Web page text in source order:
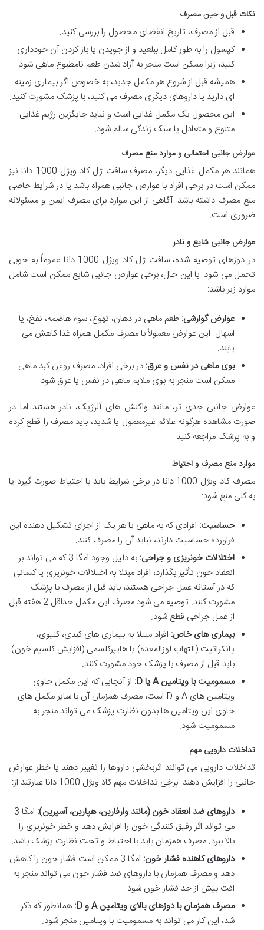
نکات قبل و حین مصرف
قبل از مصرف، تاریخ انقضای محصول را بررسی کنید.
کپسول را به طور کامل ببلعید و از جویدن یا باز کردن آن خودداری
کنید، زیرا ممکن است منجر به آزاد شدن طعم نامطبوع ماهی شود.
همیشه قبل از شروع هر مکمل جدید، به خصوص اگر بیماری زمینه
ای دارید یا داروهای دیگری مصرف می کنید، با پزشک مشورت کنید.
این محصول یک مکمل غذایی است و نباید جایگزین رژیم غذایی
متنوع و متعادل یا سبک زندگی سالم شود.
عوارض جانبی احتمالی و موارد منع مصرف
همانند هر مکمل غذایی دیگر، مصرف سافت ژل کاد ویژل 1000 دانا نیز
ممکن است در برخی افراد با عوارض جانبی همراه باشد یا در شرایط خاصی
منع مصرف داشته باشد. آگاهی از این موارد برای مصرف ایمن و مسئولانه
ضروری است.
عوارض جانبی شایع و نادر
در دوزهای توصیه شده، سافت ژل کاد ویژل 1000 دانا عموماً به خوبی
تحمل می شود. با این حال، برخی عوارض جانبی شایع ممکن است شامل
موارد زیر باشد:
عوارض گوارشی: طعم ماهی در دهان، تهوع، سوء هاضمه، نفخ، یا
اسهال. این عوارض معمولاً با مصرف مکمل همراه غذا کاهش می
یابند.
بوی ماهی در نفس و عرق: در برخی افراد، مصرف روغن کبد ماهی
ممکن است منجر به بوی ملایم ماهی در نفس یا عرق شود.
عوارض جانبی جدی تر، مانند واکنش های آلرژیک، نادر هستند اما در
صورت مشاهده هرگونه علائم غیرمعمول یا شدید، باید مصرف را قطع کرده
و به پزشک مراجعه کنید.
موارد منع مصرف و احتیاط
مصرف کاد ویژل 1000 دانا در برخی شرایط باید با احتیاط صورت گیرد یا
به کلی منع شود:
حساسیت: افرادی که به ماهی یا هر یک از اجزای تشکیل دهنده این
فراورده حساسیت دارند، نباید آن را مصرف کنند.
اختلالات خونریزی و جراحی:
به دلیل وجود امگا 3 که می تواند بر
انعقاد خون تأثیر بگذارد، افراد مبتلا به اختلالات خونریزی یا کسانی
که در آستانه عمل جراحی هستند، باید قبل از مصرف با پزشک
مشورت کنند. توصیه می شود مصرف این مکمل حداقل 2 هفته قبل
از عمل جراحی قطع شود.
بیماری های خاص: افراد مبتلا به بیماری های کبدی، کلیوی،
پانکراتیت (التهاب لوزالمعده) یا هایپرکلسمی (افزایش کلسیم خون)
باید قبل از مصرف با پزشک خود مشورت کنند.
مسمومیت با ویتامین A یا D:
از آنجایی که این مکمل حاوی
ویتامین های A و D است، مصرف همزمان آن با سایر مکمل های
حاوی این ویتامین ها بدون نظارت پزشک می تواند منجر به
مسمومیت شود.
تداخلات دارویی مهم
تداخلات دارویی می توانند اثربخشی داروها را تغییر دهند یا خطر عوارض
جانبی را افزایش دهند. برخی تداخلات مهم کاد ویژل 1000 دانا عبارتند از:
داروهای ضد انعقاد خون (مانند وارفارین، هپارین، آسپرین):
امگا 3
می تواند اثر رقیق کنندگی خون را افزایش دهد و خطر خونریزی را
بالا ببرد. مصرف همزمان باید با احتیاط و تحت نظارت پزشک باشد.
داروهای کاهنده فشار خون:
امگا 3 ممکن است فشار خون را کاهش
دهد و مصرف همزمان با داروهای ضد فشار خون می تواند منجر به
افت بیش از حد فشار خون شود.
مصرف همزمان با دوزهای بالای ویتامین A و D:
همانطور که ذکر
شد، این کار می تواند به مسمومیت با ویتامین منجر شود.